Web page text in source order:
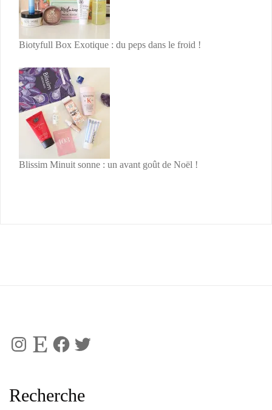
Biotyfull Box Exotique : du peps dans le froid !
Blissim Minuit sonne : un avant goût de Noël !
Instagram
Etsy FacebookTwitter
Recherche